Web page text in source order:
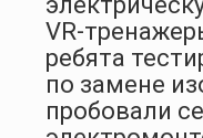
VR-
ребята
по замене
пробовали